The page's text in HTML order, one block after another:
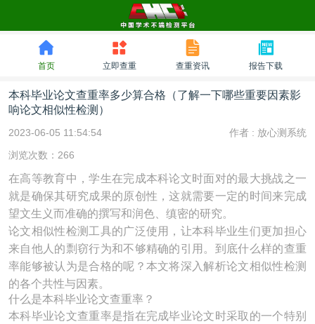
首页 立即查重 查重资讯 报告下载
本科毕业论文查重率多少算合格（了解一下哪些重要因素影
响论文相似性检测）
2023-06-05 11:54:54 作者 : 放心测系统
浏览次数：266
在高等教育中，学生在完成本科论文时面对的最大挑战之一
就是确保其研究成果的原创性，这就需要一定的时间来完成
望文生义而准确的撰写和润色、缜密的研究。
论文相似性检测工具的广泛使用，让本科毕业生们更加担心
来自他人的剽窃行为和不够精确的引用。到底什么样的查重
率能够被认为是合格的呢？本文将深入解析论文相似性检测
的各个共性与因素。
什么是本科毕业论文查重率？
本科毕业论文查重率是指在完成毕业论文时采取的一个特别